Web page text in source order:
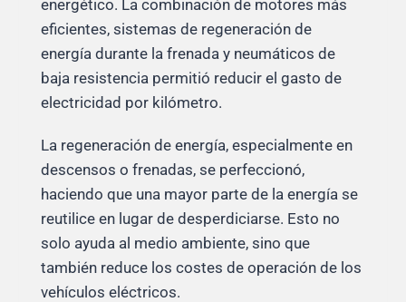
energético. La combinación de motores más
eficientes, sistemas de regeneración de
energía durante la frenada y neumáticos de
baja resistencia permitió reducir el gasto de
electricidad por kilómetro.
La regeneración de energía, especialmente en
descensos o frenadas, se perfeccionó,
haciendo que una mayor parte de la energía se
reutilice en lugar de desperdiciarse. Esto no
solo ayuda al medio ambiente, sino que
también reduce los costes de operación de los
vehículos eléctricos.